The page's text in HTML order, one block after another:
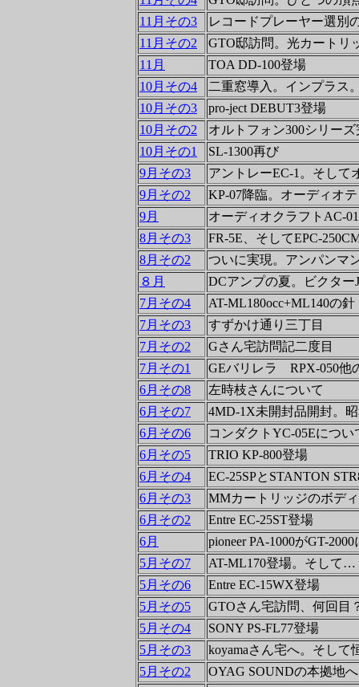
11月その3
レコードプレーヤー選別
11月その2
GTO邸訪問。光カートリ
11月
TOA DD-100登場
10月その4
二重窓導入。インプラス
10月その3
pro-ject DEBUT3登場
10月その2
オルトフォン300シリー
10月その1
SL-1300再び
9月その3
アントレーEC-1。そして
9月その2
KP-07降臨。オーディオ
9月
オーディオクラフトAC-
8月その3
FR-5E、そしてEPC-
8月その2
ついに実現。アンパンマ
８月
DCアンプの夏。ビクター
7月その4
AT-ML180occ+ML140の針
7月その3
すずかけ通り三丁目
7月その2
Gさん宅訪問記二度目
7月その1
GEバリレラ RPX-050他
6月その8
左時枝さんについて
6月その7
4MD-1X未開封品開封。
6月その6
コンダクトYC-05Eにつ
6月その5
TRIO KP-800登場
6月その4
EC-25SPとSTANTON
6月その3
MMカートリッジのボデ
6月その2
Entre EC-25ST登場
6月
pioneer PA-1000がGT-
5月その7
AT-ML170登場。そして…
5月その6
Entre EC-15WX登場
5月その5
GTOさん宅訪問、何回目
5月その4
SONY PS-FL77登場
5月その3
koyamaさん宅へ。そし
5月その2
OYAG SOUNDの本拠地